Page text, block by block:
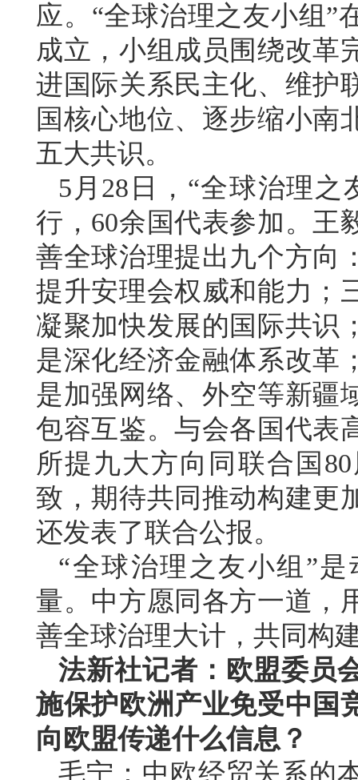
应。“全球治理之友小组”
成立，小组成员围绕改革
进国际关系民主化、维护
国核心地位、逐步缩小南
五大共识。
5月28日，“全球治理
行，60余国代表参加。王
善全球治理提出九个方向
提升安理会权威和能力；
凝聚加快发展的国际共识
是深化经济金融体系改革
是加强网络、外空等新疆
包容互鉴。与会各国代表
所提九大方向同联合国
致，期待共同推动构建更
还发表了联合公报。
“全球治理之友小组”
量。中方愿同各方一道，
善全球治理大计，共同构
法新社记者：欧盟委员
施保护欧洲产业免受中国
向欧盟传递什么信息？
毛宁：中欧经贸关系的